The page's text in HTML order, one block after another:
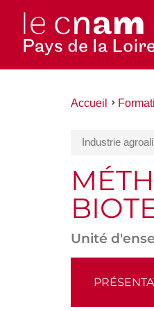
Vous
Accueil
Industrie
Unité